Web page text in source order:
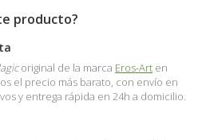
producto?
original de la marca Eros-Art en
el precio más barato, con envío en
y entrega rápida en 24h a domicilio.